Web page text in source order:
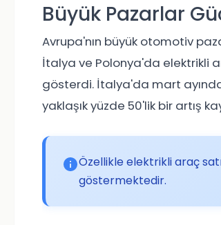
Büyük Pazarlar
Avrupa'nın büyük otomotiv
İtalya ve Polonya'da elektrikli
gösterdi. İtalya'da mart
yaklaşık yüzde 50'lik bir artış
Özellikle elektrikli araç
göstermektedir.